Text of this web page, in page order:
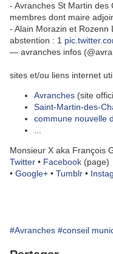
- Avranches St Martin des
membres dont maire
- Alain Morazin et Rozenn
abstention : 1
— avranches infos
sites et/ou liens internet
Avranches (site
Saint-Martin-des-
commune nouvelle
Monsieur X aka François
Twitter • Facebook (page)
• Google+ • Tumblr •
#Avranches #conseil